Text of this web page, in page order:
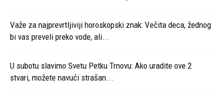
Važe za najprevrtljiviji horoskopski znak: Večita deca, žednog
bi vas preveli preko vode, ali...
U subotu slavimo Svetu Petku Trnovu: Ako uradite ove 2
stvari, možete navući strašan...